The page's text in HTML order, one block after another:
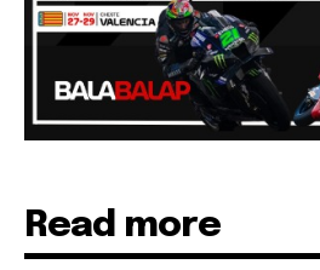
Read more